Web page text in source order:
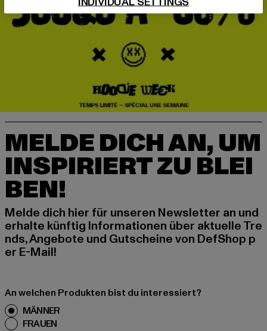
MELDE DICH AN, UM
INSPIRIERT ZU BLEI
BEN!
Melde dich hier für unseren Newsletter an und
erhalte künftig Informationen über aktuelle Tre
nds, Angebote und Gutscheine von DefShop p
er E-Mail!
An welchen Produkten bist du interessiert?
MÄNNER
FRAUEN